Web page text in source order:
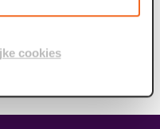
cookies